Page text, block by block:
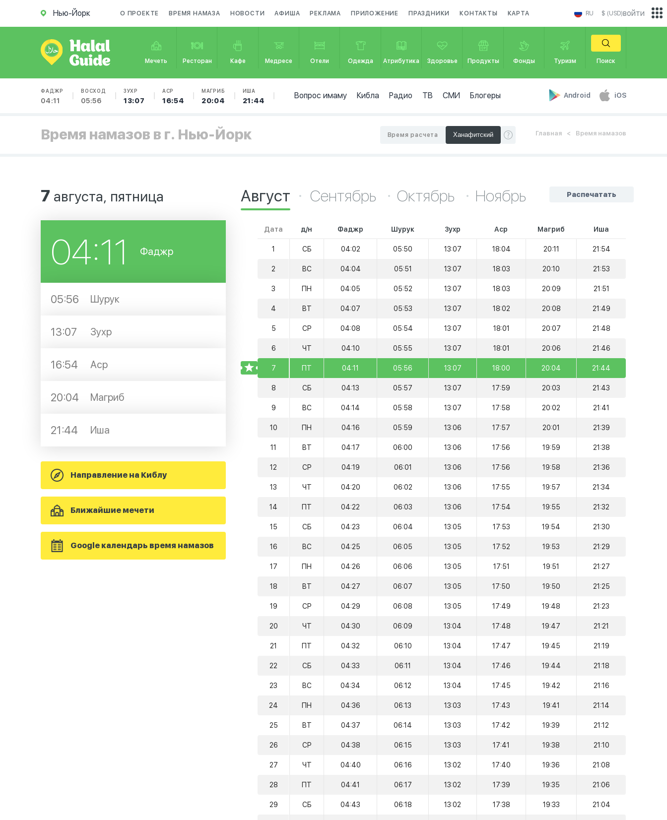
Нью-Йорк О ПРОЕКТЕ ВРЕМЯ НАМАЗА НОВОСТИ АФИША РЕКЛАМА ПРИЛОЖЕНИЕ ПРАЗДНИКИ КОНТАКТЫ КАРТА RU $ (USD)
Мечеть Ресторан Кафе Медресе Отели Одежда Атрибутика Здоровье Продукты Фонды Туризм Поиск
ФАДЖР
04:11
ВОСХОД
05:56
ЗУХР
13:07
АСР
16:54
МАГРИБ
20:04
ИША
21:44
Вопрос имаму Кибла Радио ТВ СМИ Блогеры Android iOS
войти
Время намазов в г. Нью-Йорк Главная Время намазов
Время расчета
7 августа, пятница
04:11 Фаджр
05:56 Шурук
13:07 Зухр
16:54 Аср
20:04 Магриб
21:44 Иша
Направление на Киблу
Ближайшие мечети
Google календарь время намазов
Распечатать
Август Сентябрь Октябрь Ноябрь
Дата д/н Фаджр Шурук Зухр Аср Магриб Иша
1 СБ 04:02 05:50 13:07 18:04 20:11 21:54
2 ВС 04:04 05:51 13:07 18:03 20:10 21:53
3 ПН 04:05 05:52 13:07 18:03 20:09 21:51
4 ВТ 04:07 05:53 13:07 18:02 20:08 21:49
5 СР 04:08 05:54 13:07 18:01 20:07 21:48
6 ЧТ 04:10 05:55 13:07 18:01 20:06 21:46
TODAY
7 ПТ 04:11 05:56 13:07 18:00 20:04 21:44
8 СБ 04:13 05:57 13:07 17:59 20:03 21:43
9 ВС 04:14 05:58 13:07 17:58 20:02 21:41
10 ПН 04:16 05:59 13:06 17:57 20:01 21:39
11 ВТ 04:17 06:00 13:06 17:56 19:59 21:38
12 СР 04:19 06:01 13:06 17:56 19:58 21:36
13 ЧТ 04:20 06:02 13:06 17:55 19:57 21:34
14 ПТ 04:22 06:03 13:06 17:54 19:55 21:32
15 СБ 04:23 06:04 13:05 17:53 19:54 21:30
16 ВС 04:25 06:05 13:05 17:52 19:53 21:29
17 ПН 04:26 06:06 13:05 17:51 19:51 21:27
18 ВТ 04:27 06:07 13:05 17:50 19:50 21:25
19 СР 04:29 06:08 13:05 17:49 19:48 21:23
20 ЧТ 04:30 06:09 13:04 17:48 19:47 21:21
21 ПТ 04:32 06:10 13:04 17:47 19:45 21:19
22 СБ 04:33 06:11 13:04 17:46 19:44 21:18
23 ВС 04:34 06:12 13:04 17:45 19:42 21:16
24 ПН 04:36 06:13 13:03 17:43 19:41 21:14
25 ВТ 04:37 06:14 13:03 17:42 19:39 21:12
26 СР 04:38 06:15 13:03 17:41 19:38 21:10
27 ЧТ 04:40 06:16 13:02 17:40 19:36 21:08
28 ПТ 04:41 06:17 13:02 17:39 19:35 21:06
29 СБ 04:43 06:18 13:02 17:38 19:33 21:04